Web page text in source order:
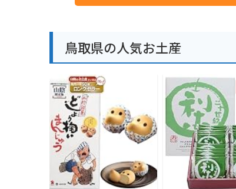
鳥取県の人気お土産